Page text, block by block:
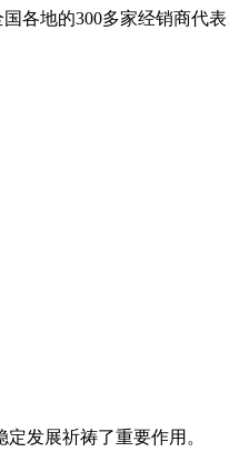
各地的300多家经销商代
发展祈祷了重要作用。